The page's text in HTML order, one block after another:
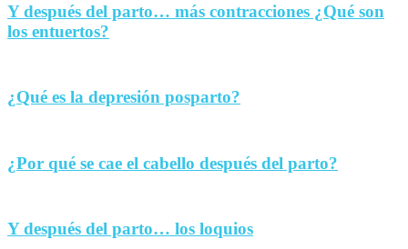
Y después del parto… más contracciones ¿Qué son
los entuertos?
¿Qué es la depresión posparto?
¿Por qué se cae el cabello después del parto?
Y después del parto… los loquios